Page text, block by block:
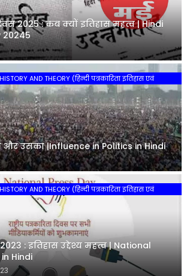
2025 : कब क्यों इतिहास महत्व | Hindi
20245
AND THEORY (हिन्दी पत्रकारिता इतिहास एवं
और उसका |Influence in Politics in Hindi
AND THEORY (हिन्दी पत्रकारिता इतिहास एवं
2023 : इतिहास उद्देश्य महत्व | National
Hindi